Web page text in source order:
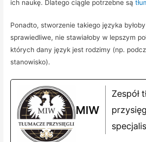
ich naukę. Dlatego ciągle potrzebne są
Ponadto, stworzenie takiego języka
sprawiedliwe, nie stawiałoby w lepszym
których dany język jest rodzimy (np.
stanowisko).
MIW
Zespół